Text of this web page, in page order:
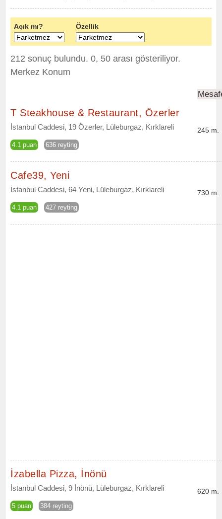
Açık mı? Özellik
212 sonuç bulundu. 0, 50 arası gösteriliyor.
Merkez Konum
T Steakhouse & Restaurant, Özerler
İstanbul Caddesi, 19 Özerler, Lüleburgaz, Kırklareli
4.1 puan 636 reyting
245 m.
Cafe39, Yeni
İstanbul Caddesi, 64 Yeni, Lüleburgaz, Kırklareli
4.1 puan 427 reyting
730 m.
İzabella Pizza, İnönü
İstanbul Caddesi, 9 İnönü, Lüleburgaz, Kırklareli
5 puan 384 reyting
620 m.